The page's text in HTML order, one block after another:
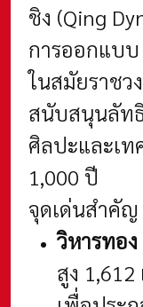
ชิง (Qing
การออกแบ
ในสมัยราชว
สนับสนุนลัทธิ
ศิลปะและเ
1,000 ปี
จุดเด่นสำคัญ
วิหารทอ
สูง